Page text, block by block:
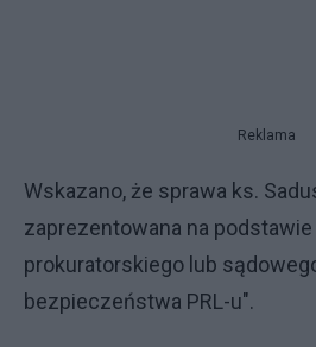
Reklama
Wskazano, że sprawa ks.
zaprezentowana na
prokuratorskiego lub
bezpieczeństwa PRL-u".